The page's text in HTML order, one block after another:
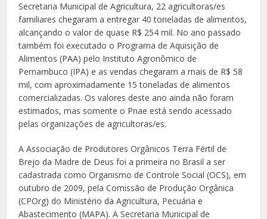
Secretaria Municipal de Agricultura, 22 agricultoras/es
familiares chegaram a entregar 40 toneladas de alimentos,
alcançando o valor de quase R$ 254 mil. No ano passado
também foi executado o Programa de Aquisição de
Alimentos (PAA) pelo Instituto Agronômico de
Pernambuco (IPA) e as vendas chegaram a mais de R$ 58
mil, com aproximadamente 15 toneladas de alimentos
comercializadas. Os valores deste ano ainda não foram
estimados, mas somente o Pnae está sendo acessado
pelas organizações de agricultoras/es.
A Associação de Produtores Orgânicos Terra Fértil de
Brejo da Madre de Deus foi a primeira no Brasil a ser
cadastrada como Organismo de Controle Social (OCS), em
outubro de 2009, pela Comissão de Produção Orgânica
(CPOrg) do Ministério da Agricultura, Pecuária e
Abastecimento (MAPA). A Secretaria Municipal de